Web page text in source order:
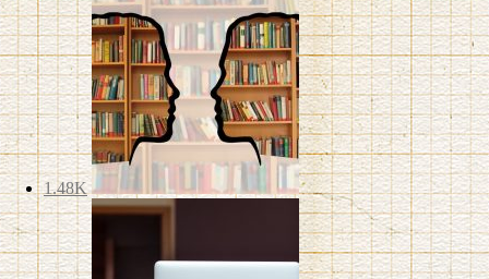
1.48K